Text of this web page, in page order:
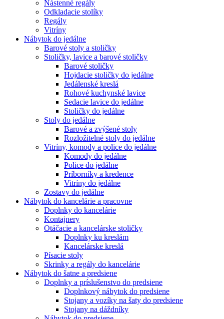
Nástenné regály
Odkladacie stolíky
Regály
Vitríny
Nábytok do jedálne
Barové stoly a stoličky
Stoličky, lavice a barové stoličky
Barové stoličky
Hojdacie stoličky do jedálne
Jedálenské kreslá
Rohové kuchynské lavice
Sedacie lavice do jedálne
Stoličky do jedálne
Stoly do jedálne
Barové a zvýšené stoly
Rozložitelné stoly do jedálne
Vitríny, komody a police do jedálne
Komody do jedálne
Police do jedálne
Príborníky a kredence
Vitríny do jedálne
Zostavy do jedálne
Nábytok do kancelárie a pracovne
Doplnky do kancelárie
Kontajnery
Otáčacie a kancelárske stoličky
Doplnky ku kreslám
Kancelárske kreslá
Písacie stoly
Skrinky a regály do kancelárie
Nábytok do šatne a predsiene
Doplnky a príslušenstvo do predsiene
Doplnkový nábytok do predsiene
Stojany a vozíky na šaty do predsiene
Stojany na dáždníky